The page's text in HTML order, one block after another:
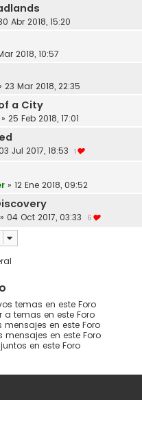
Abr 2018, 15:20
2018, 10:57
23 Mar 2018, 22:35
a City
» 25 Feb 2018, 17:01
Jul 2017, 18:53 1
» 12 Ene 2018, 09:52
» 04 Oct 2017, 03:33 6
temas en este Foro
a temas en este Foro
mensajes en este Foro
mensajes en este Foro
en este Foro